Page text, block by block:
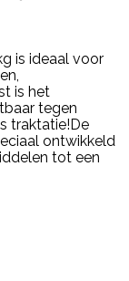
is ideaal voor
is het
tegen
traktatie!De
ontwikkeld
tot een